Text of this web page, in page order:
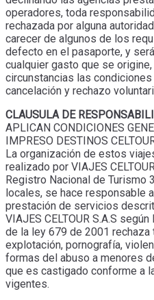
operadores, toda
rechazada por alguna
carecer de algunos de los
defecto en el pasaporte, y
cualquier gasto que se
circunstancias las
cancelación y rechazo
CLAUSULA DE
APLICAN CONDICIONES
IMPRESO DESTINOS
La organización de estos
realizado por VIAJES
Registro Nacional de Turismo
locales, se hace responsable
prestación de servicios
VIAJES CELTOUR S.A.S
de la ley 679 de 2001
explotación, pornografía,
formas del abuso a menores
que es castigado conforme a
vigentes.